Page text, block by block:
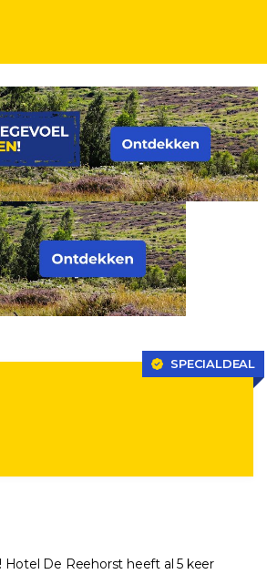
SPECIALDEAL
De Reehorst heeft al 5 keer